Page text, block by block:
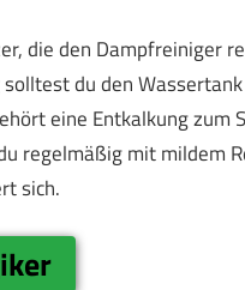
die den Dampfreiniger
du den
eine Entkalkung zum
regelmäßig mit mildem
sich.